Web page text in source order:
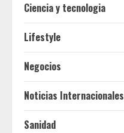
Ciencia y tecnologia
Lifestyle
Negocios
Noticias Internacionales
Sanidad